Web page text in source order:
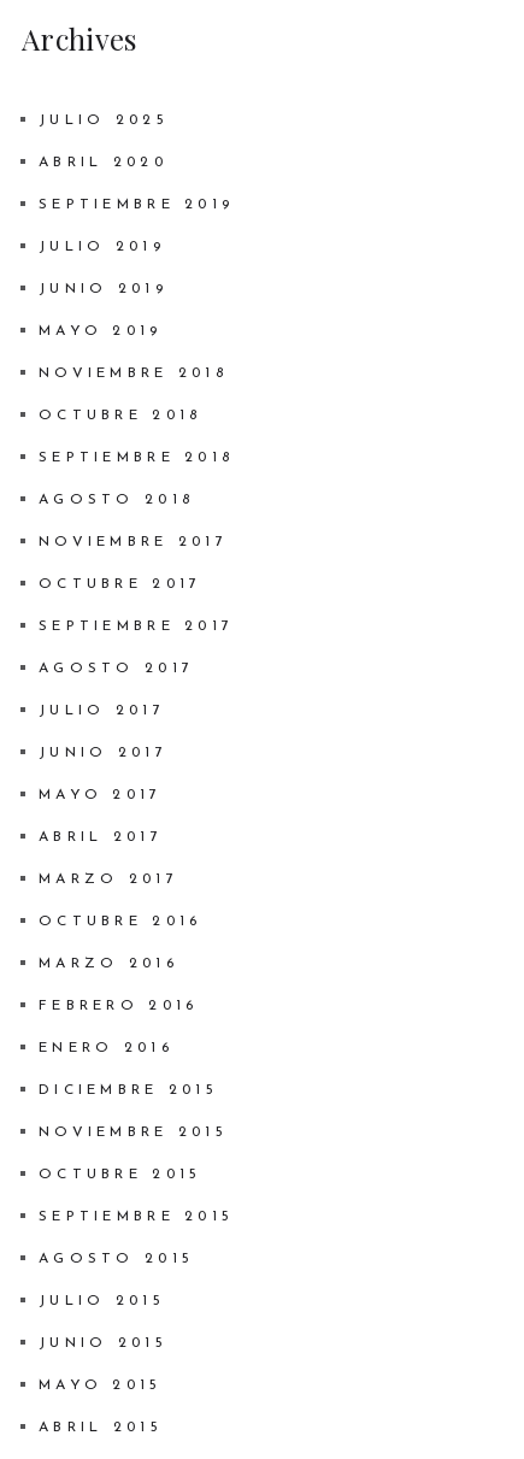
Archives
JULIO 2025
ABRIL 2020
SEPTIEMBRE 2019
JULIO 2019
JUNIO 2019
MAYO 2019
NOVIEMBRE 2018
OCTUBRE 2018
SEPTIEMBRE 2018
AGOSTO 2018
NOVIEMBRE 2017
OCTUBRE 2017
SEPTIEMBRE 2017
AGOSTO 2017
JULIO 2017
JUNIO 2017
MAYO 2017
ABRIL 2017
MARZO 2017
OCTUBRE 2016
MARZO 2016
FEBRERO 2016
ENERO 2016
DICIEMBRE 2015
NOVIEMBRE 2015
OCTUBRE 2015
SEPTIEMBRE 2015
AGOSTO 2015
JULIO 2015
JUNIO 2015
MAYO 2015
ABRIL 2015